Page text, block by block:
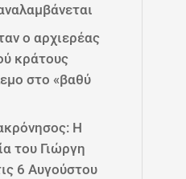
ο αρχιερέας
κράτους
στο «βαθύ
Η
του Γιώργη
6 Αυγούστου